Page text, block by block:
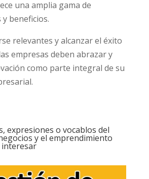
una amplia gama de
beneficios.
relevantes y alcanzar el éxito
empresas deben abrazar y
como parte integral de su
expresiones o vocablos del
y el emprendimiento
interesar